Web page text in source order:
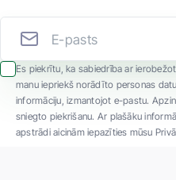
Es piekrītu, ka sabiedrība ar
manu iepriekš norādīto personas
informāciju, izmantojot e-pastu.
sniegto piekrišanu. Ar plašāku
apstrādi aicinām iepazīties mūsu